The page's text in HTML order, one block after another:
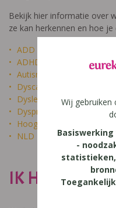
Bekijk hier informatie over
ze kan herkennen en hoe
ADD
ADHD
Autisme
Dyscalculie
Dyslexie
Dyspraxie
Hoogbegaafdheid
NLD
IK HEET NIET
Wij gebruiken
-